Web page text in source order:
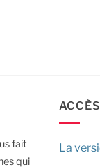
fait
qui
La